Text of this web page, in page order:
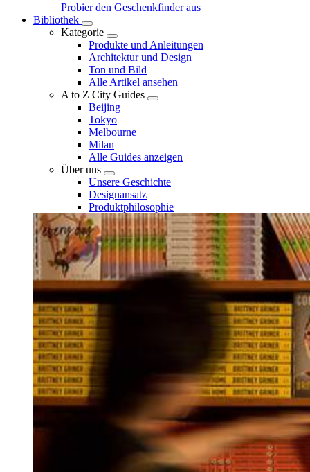
Probier den Geschenkfinder aus
Bibliothek
Kategorie
Produkte und Anleitungen
Architektur und Design
Ton und Bild
Alle Artikel ansehen
A to Z City Guides
Beijing
Tokyo
Melbourne
Milan
Alle Guides anzeigen
Über uns
Unsere Geschichte
Designansatz
Produktphilosophie